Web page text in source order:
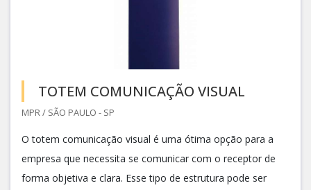
TOTEM COMUNICAÇÃO VISUAL
MPR / SÃO PAULO - SP
O totem comunicação visual é uma ótima opção para a
empresa que necessita se comunicar com o receptor de
forma objetiva e clara. Esse tipo de estrutura pode ser